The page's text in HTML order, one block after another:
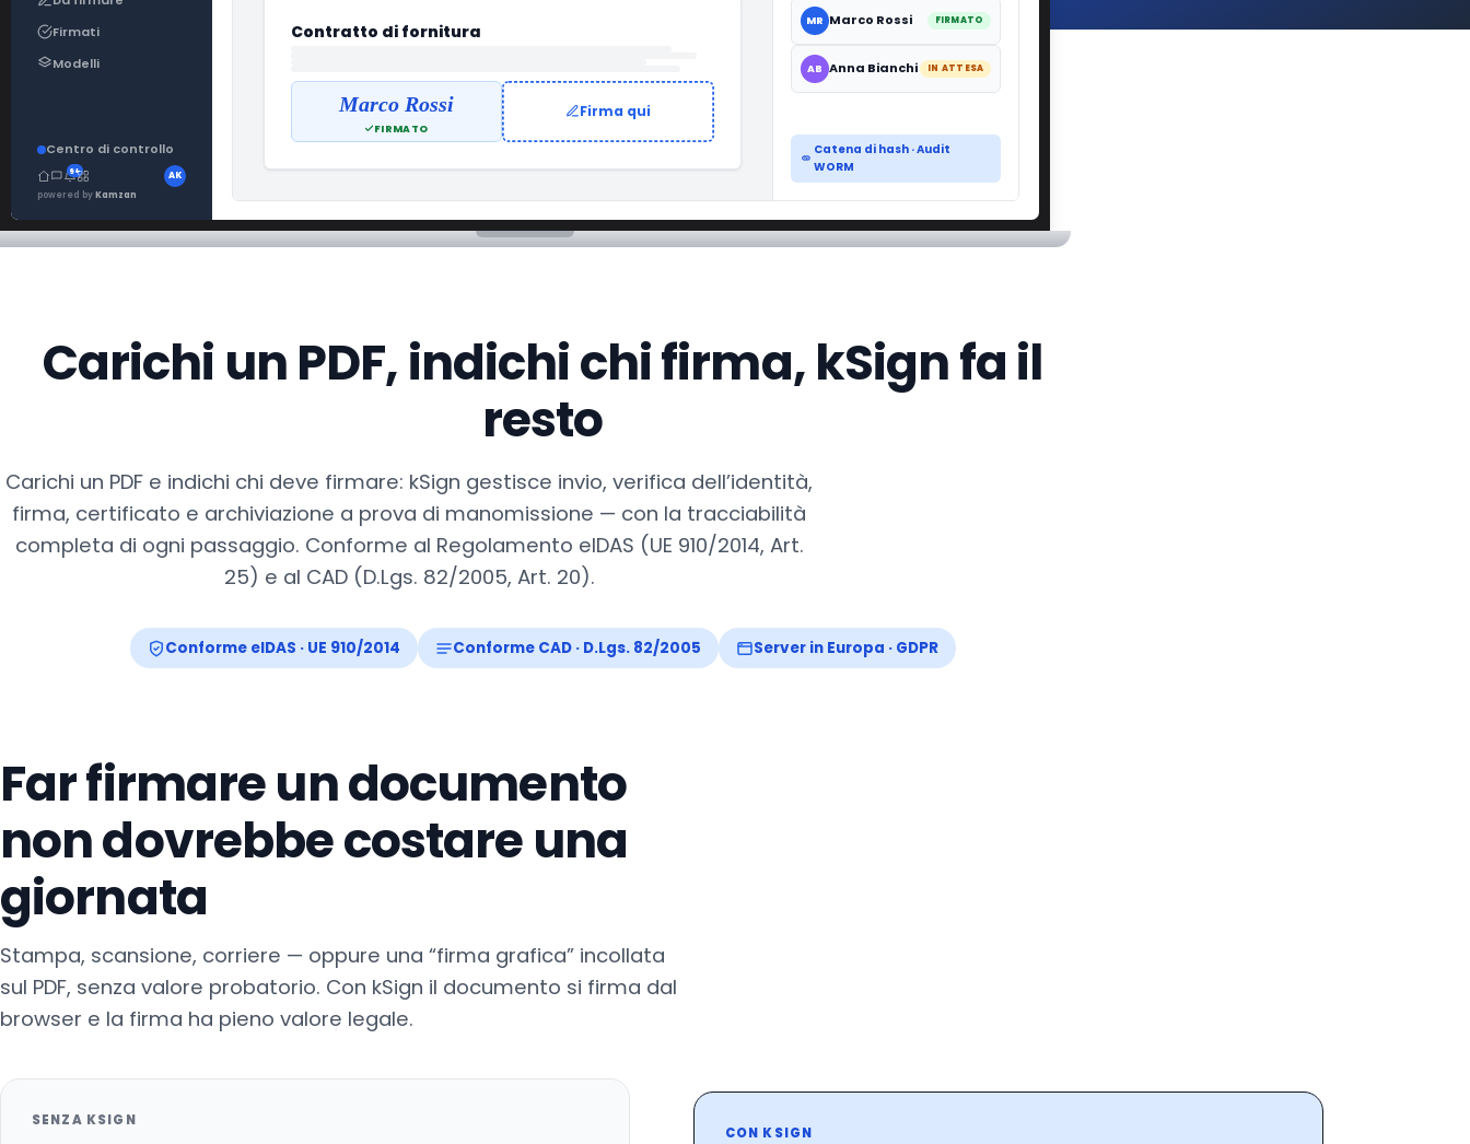
Firmati
Modelli
Centro di controllo
9+
AK
powered byKamzan
Contratto di fornitura
Marco Rossi
FIRMATO
Firma qui
MR Marco Rossi FIRMATO
AB Anna Bianchi IN ATTESA
Catena di hash · Audit
WORM
Carichi un PDF, indichi chi firma, kSign fa il
resto
Carichi un PDF e indichi chi deve firmare: kSign gestisce invio, verifica dell’identità,
firma, certificato e archiviazione a prova di manomissione — con la tracciabilità
completa di ogni passaggio. Conforme al Regolamento eIDAS (UE 910/2014, Art.
25) e al CAD (D.Lgs. 82/2005, Art. 20).
Conforme eIDAS · UE 910/2014 Conforme CAD · D.Lgs. 82/2005 Server in Europa · GDPR
Far firmare un documento
non dovrebbe costare una
giornata
Stampa, scansione, corriere — oppure una “firma grafica” incollata
sul PDF, senza valore probatorio. Con kSign il documento si firma dal
browser e la firma ha pieno valore legale.
SENZA KSIGN
CON KSIGN